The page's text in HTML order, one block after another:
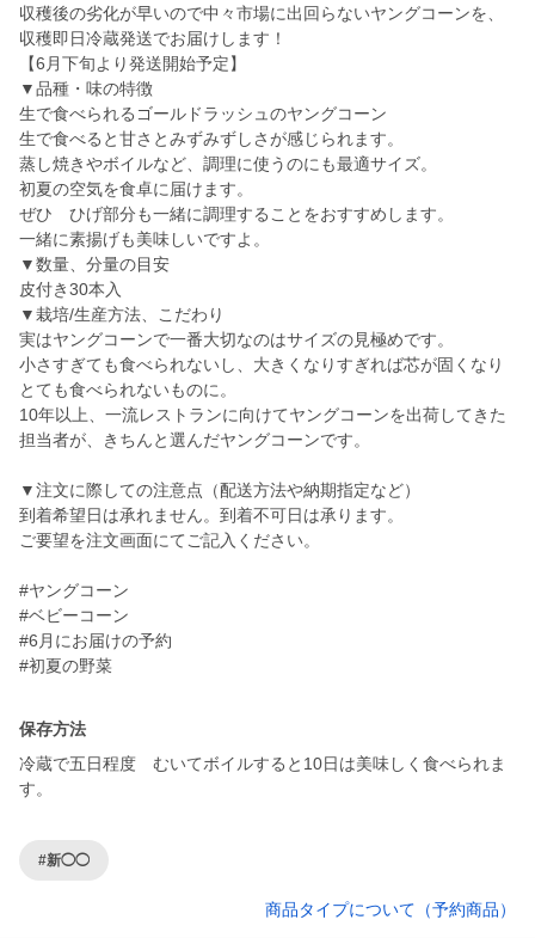
収穫後の劣化が早いので中々市場に出回らないヤングコーンを、
収穫即日冷蔵発送でお届けします！
【6月下旬より発送開始予定】
▼品種・味の特徴
生で食べられるゴールドラッシュのヤングコーン
生で食べると甘さとみずみずしさが感じられます。
蒸し焼きやボイルなど、調理に使うのにも最適サイズ。
初夏の空気を食卓に届けます。
ぜひ ひげ部分も一緒に調理することをおすすめします。
一緒に素揚げも美味しいですよ。
▼数量、分量の目安
皮付き30本入
▼栽培/生産方法、こだわり
実はヤングコーンで一番大切なのはサイズの見極めです。
小さすぎても食べられないし、大きくなりすぎれば芯が固くなり
とても食べられないものに。
10年以上、一流レストランに向けてヤングコーンを出荷してきた
担当者が、きちんと選んだヤングコーンです。
▼注文に際しての注意点（配送方法や納期指定など）
到着希望日は承れません。到着不可日は承ります。
ご要望を注文画面にてご記入ください。
#ヤングコーン
#ベビーコーン
#6月にお届けの予約
保存方法
冷蔵で五日程度 むいてボイルすると10日は美味しく食べられま
#新◯◯
商品タイプについて（予約商品）